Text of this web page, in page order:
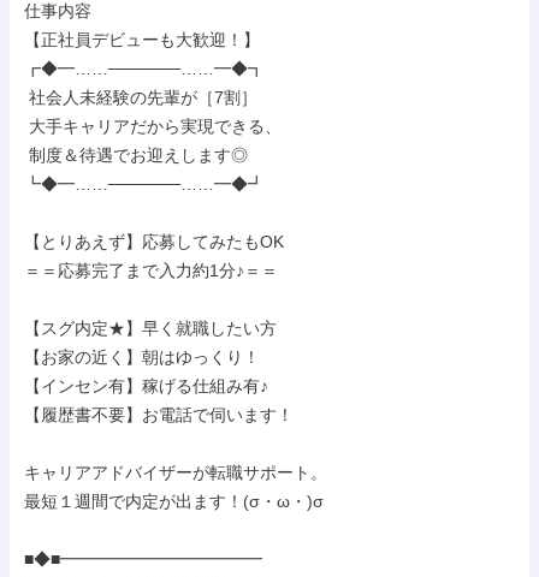
仕事内容
【正社員デビューも大歓迎！】
┏◆━……──────……━◆┓
┗◆━……──────……━◆┛
【とりあえず】応募してみたもOK
＝＝応募完了まで入力約1分♪＝＝
【スグ内定★】早く就職したい方
【お家の近く】朝はゆっくり！
【インセン有】稼げる仕組み有♪
【履歴書不要】お電話で伺います！
キャリアアドバイザーが転職サポート。
最短１週間で内定が出ます！(σ・ω・)σ
■◆■━━━━━━━━━━━━